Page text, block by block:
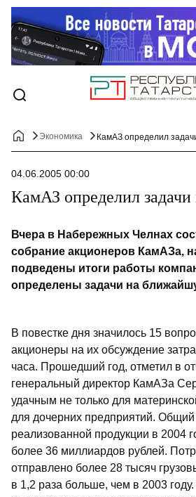
Экономика КамАЗ определил
04.06.2005 00:00
КамАЗ определил задачи
Вчера в Набережных Челнах
собрание акционеров КамАЗа,
подведены итоги работы
определены задачи на
В повестке дня значилось 15
акционеры на их обсуждение
часа. Прошедший год, отметил в
генеральный директор КамАЗа
удачным не только для
для дочерних предприятий.
реализованной продукции в 2004
более 36 миллиардов рублей.
отправлено более 28 тысяч
в 1,2 раза больше, чем в 2003